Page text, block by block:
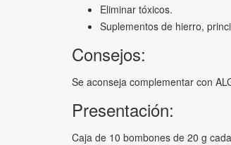
Eliminar tóxicos.
Suplementos de hierro,
Consejos:
Se aconseja complementar con
Presentación:
Caja de 10 bombones de 20 g